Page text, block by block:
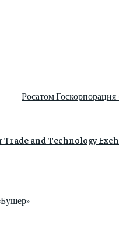
Росатом
Trade and Technology